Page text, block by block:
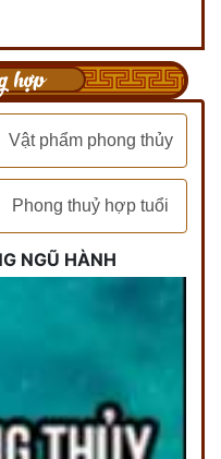
hợp
Vật phẩm phong thủy
Phong thuỷ hợp tuổi
NGŨ HÀNH